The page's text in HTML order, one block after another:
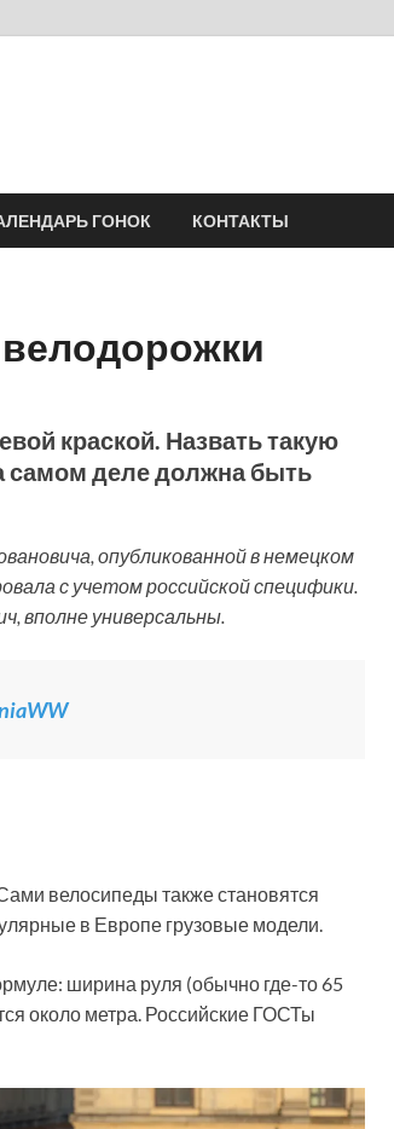
ГОНОК КОНТАКТЫ
краской. Назвать такую
самом деле должна быть
опубликованной в немецком
с учетом российской специфики.
вполне универсальны.
велосипеды также становятся
в Европе грузовые модели.
ширина руля (обычно где-то 65
около метра. Российские ГОСТы